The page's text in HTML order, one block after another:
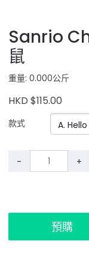
Sanrio
鼠
重量: 0.000公斤
HKD $115.00
款式
- +
預購